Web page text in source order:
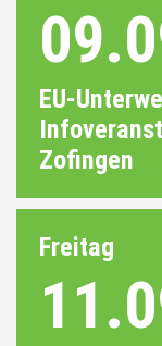
EU-
Zofingen
Freitag